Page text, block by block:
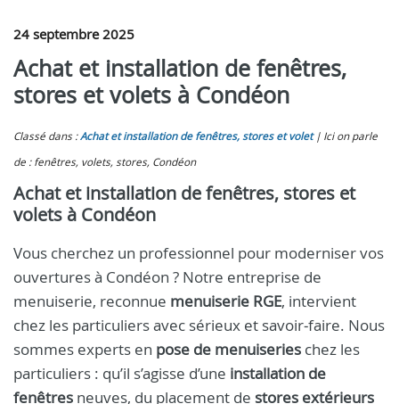
24 septembre 2025
Achat et installation de fenêtres,
stores et volets à Condéon
Classé dans :Achat et installation de fenêtres, stores et volet
Ici on parle
de : fenêtres, volets, stores, Condéon
Achat et installation de fenêtres, stores et
volets à Condéon
Vous cherchez un professionnel pour moderniser vos
ouvertures à Condéon ? Notre entreprise de
menuiserie, reconnue menuiserie RGE, intervient
chez les particuliers avec sérieux et savoir‑faire. Nous
sommes experts en pose de menuiseries chez les
particuliers : qu’il s’agisse d’une installation de
fenêtres neuves, du placement de stores extérieurs